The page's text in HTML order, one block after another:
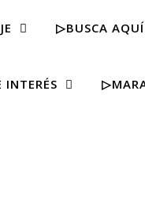
▷BUSCA AQUÍ
INTERÉS